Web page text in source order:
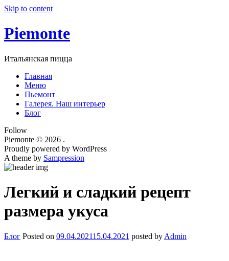
Skip to content
Piemonte
Итальянская пицца
Главная
Меню
Пьемонт
Галерея. Наш интерьер
Блог
Follow
Piemonte © 2026 .
Proudly powered by WordPress
A theme by Sampression
Легкий и сладкий рецепт
размера укуса
Блог Posted on 09.04.202115.04.2021 posted by Admin